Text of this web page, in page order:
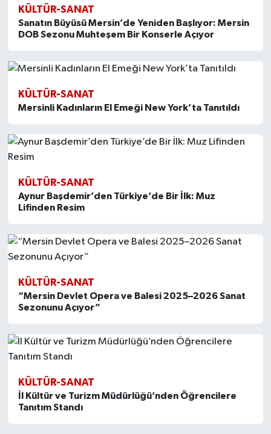
KÜLTÜR-SANAT
Sanatın Büyüsü Mersin’de Yeniden Başlıyor: Mersin
DOB Sezonu Muhteşem Bir Konserle Açıyor
KÜLTÜR-SANAT
Mersinli Kadınların El Emeği New York’ta Tanıtıldı
KÜLTÜR-SANAT
Aynur Başdemir’den Türkiye’de Bir İlk: Muz
Lifinden Resim
KÜLTÜR-SANAT
“Mersin Devlet Opera ve Balesi 2025–2026 Sanat
Sezonunu Açıyor”
KÜLTÜR-SANAT
İl Kültür ve Turizm Müdürlüğü’nden Öğrencilere
Tanıtım Standı